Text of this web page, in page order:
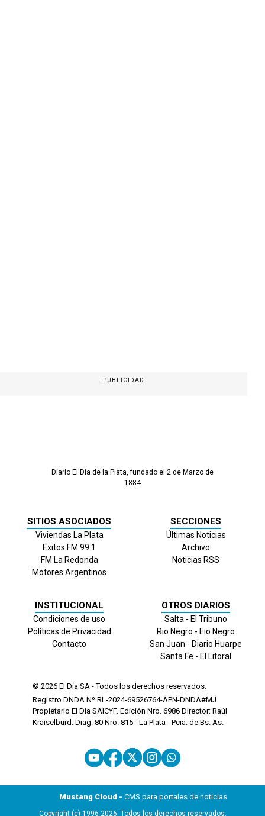
PUBLICIDAD
Diario El Día de la Plata, fundado el 2 de Marzo de
1884
SITIOS ASOCIADOS
Viviendas La Plata
Exitos FM 99.1
FM La Redonda
Motores Argentinos
SECCIONES
Últimas Noticias
Archivo
Noticias RSS
INSTITUCIONAL
Condiciones de uso
Políticas de Privacidad
Contacto
OTROS DIARIOS
Salta - El Tribuno
Rio Negro - Eio Negro
San Juan - Diario Huarpe
Santa Fe - El Litoral
© 2026 El Día SA - Todos los derechos reservados.
Registro DNDA Nº RL-2024-69526764-APN-DNDA#MJ
Propietario El Día SAICYF. Edición Nro. 6986 Director: Raúl
Kraiselburd. Diag. 80 Nro. 815 - La Plata - Pcia. de Bs. As.
Mustang Cloud - CMS para portales de noticias
Copyright (c) 1996-2026. Todos los derechos reservados.